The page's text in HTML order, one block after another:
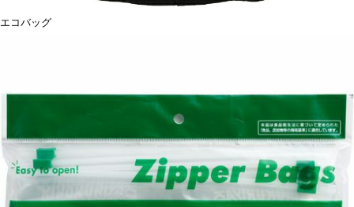
エコバッグ